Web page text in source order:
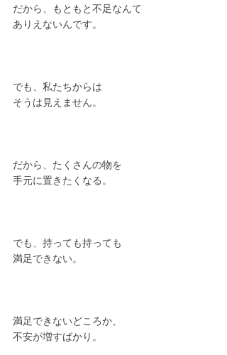
だから、もともと不足なんて
ありえないんです。
でも、私たちからは
そうは見えません。
だから、たくさんの物を
手元に置きたくなる。
でも、持っても持っても
満足できない。
満足できないどころか、
不安が増すばかり。